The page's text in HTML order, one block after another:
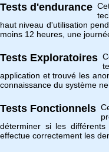
Tests d'endurance
haut niveau d'utilisation
moins 12 heures, une
Tests Exploratoires
application et trouvé les
connaissance du système
Tests Fonctionnels
déterminer si les différents
effectue correctement les